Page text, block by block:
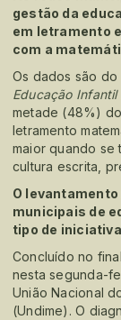
gestão da
em letramento
com a
Os dados são do
Educação Infantil
metade (48%)
letramento
maior quando se
cultura escrita,
O
municipais de
tipo de
Concluído no
nesta segunda-
União Nacional
(Undime). O